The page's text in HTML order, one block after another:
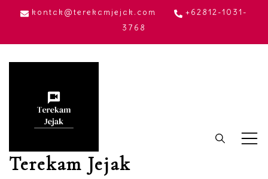
Skip
content
kontak@terekamjejak.com
+62812-1031-
3768
Terekam Jejak